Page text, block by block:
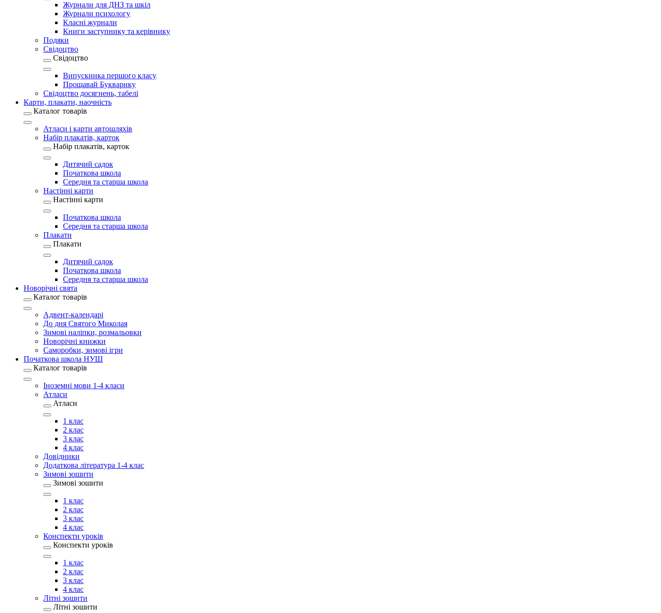
Журнали для ДНЗ та шкіл
Журнали психологу
Класні журнали
Книги заступнику та керівнику
Подяки
Свідоцтво
Свідоцтво
Випускника першого класу
Прощавай Букварику
Свідоцтво досягнень, табелі
Карти, плакати, наочність
Каталог товарів
Атласи і карти автошляхів
Набір плакатів, карток
Набір плакатів, карток
Дитячий садок
Початкова школа
Середня та старша школа
Настінні карти
Настінні карти
Початкова школа
Середня та старша школа
Плакати
Плакати
Дитячий садок
Початкова школа
Середня та старша школа
Новорічні свята
Каталог товарів
Адвент-календарі
До дня Святого Миколая
Зимові наліпки, розмальовки
Новорічні книжки
Саморобки, зимові ігри
Початкова школа НУШ
Каталог товарів
Іноземні мови 1-4 класи
Атласи
Атласи
1 клас
2 клас
3 клас
4 клас
Довідники
Додаткова література 1-4 клас
Зимові зошити
Зимові зошити
1 клас
2 клас
3 клас
4 клас
Конспекти уроків
Конспекти уроків
1 клас
2 клас
3 клас
4 клас
Літні зошити
Літні зошити